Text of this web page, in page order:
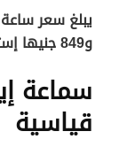
و849 جنيها إسترلينيا في بريطانيا.
سماعة
قياسية